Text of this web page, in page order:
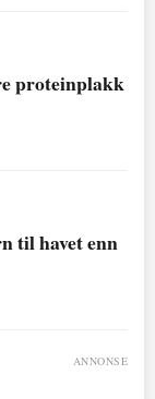
proteinplakk
til havet enn
ANNONSE